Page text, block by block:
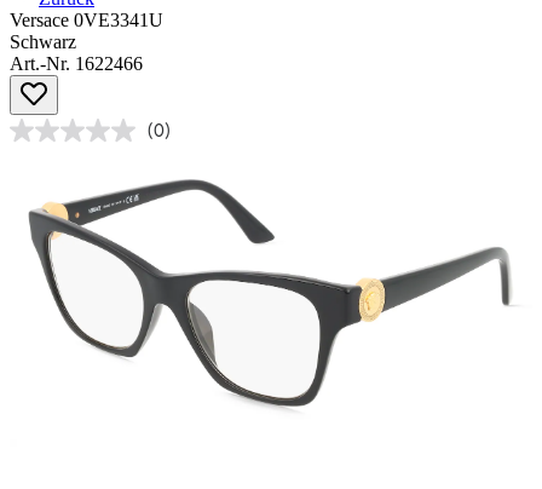
Versace 0VE3341U
Schwarz
Art.-Nr. 1622466
(0)